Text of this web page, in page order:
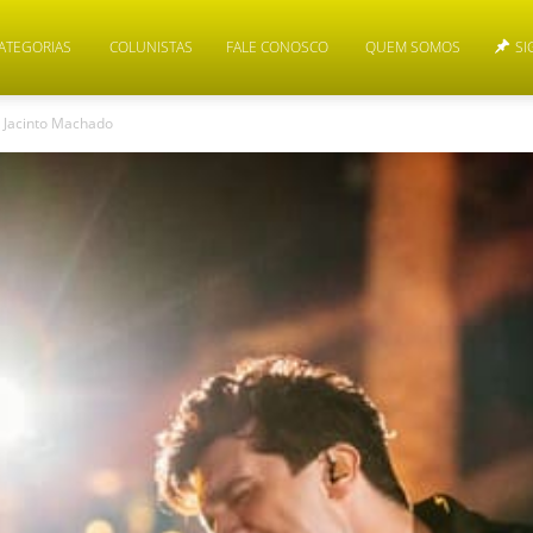
COLUNISTAS FALE CONOSCO QUEM SOMOS
Machado